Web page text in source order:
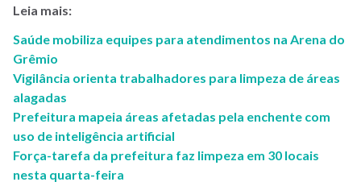
Leia mais:
Saúde mobiliza equipes para atendimentos na Arena do
Grêmio
Vigilância orienta trabalhadores para limpeza de áreas
alagadas
Prefeitura mapeia áreas afetadas pela enchente com
uso de inteligência artificial
Força-tarefa da prefeitura faz limpeza em 30 locais
nesta quarta-feira